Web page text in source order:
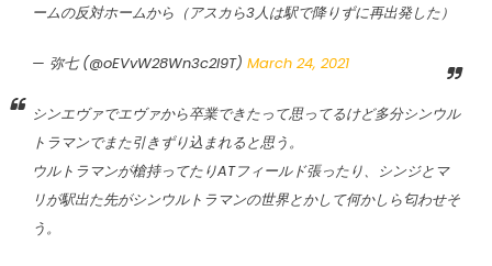
ームの反対ホームから（アスカら3人は駅で降りずに再出発した）
— 弥七 (@oEVvW28Wn3c2l9T) March 24, 2021
シンエヴァでエヴァから卒業できたって思ってるけど多分シンウル
トラマンでまた引きずり込まれると思う。
ウルトラマンが槍持ってたりATフィールド張ったり、シンジとマ
リが駅出た先がシンウルトラマンの世界とかして何かしら匂わせそ
う。